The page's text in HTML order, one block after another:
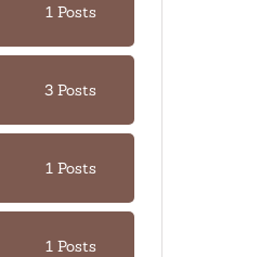
1 Posts
3 Posts
1 Posts
1 Posts